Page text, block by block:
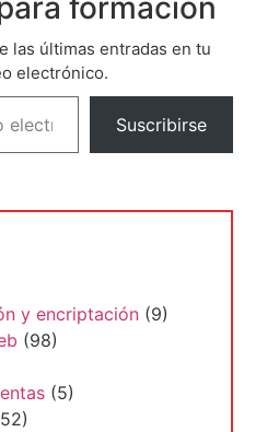
formacion
las últimas entradas en tu
electrónico.
Suscribirse
y encriptación (9)
(98)
(5)